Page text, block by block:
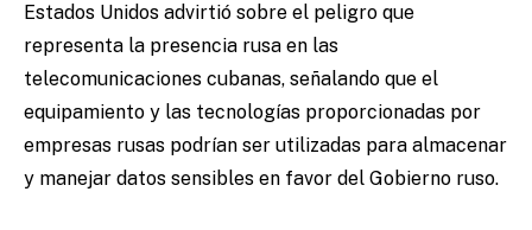
Estados Unidos advirtió sobre el peligro que
representa la presencia rusa en las
telecomunicaciones cubanas, señalando que el
equipamiento y las tecnologías proporcionadas por
empresas rusas podrían ser utilizadas para almacenar
y manejar datos sensibles en favor del Gobierno ruso.